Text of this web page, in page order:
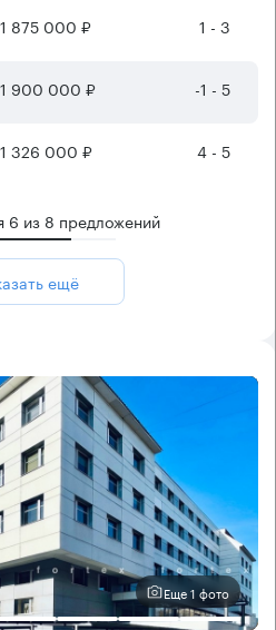
1 875 000 ₽ 1 - 3
1 900 000 ₽ -1 - 5
1 326 000 ₽ 4 - 5
6 из 8 предложений
ещё
Еще 1 фото